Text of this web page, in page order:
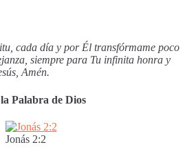
cada día y por Él transfórmame poco
siempre para Tu infinita honra y
Amén.
Palabra de Dios
Jonás 2:2